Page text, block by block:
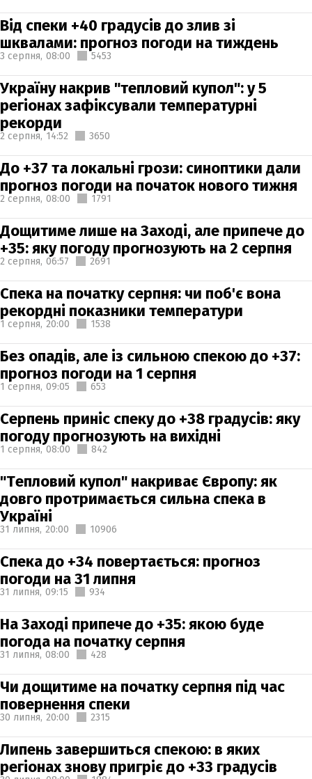
Від спеки +40 градусів до злив зі
шквалами: прогноз погоди на тиждень
3 серпня, 08:00 5453
Україну накрив "тепловий купол": у 5
регіонах зафіксували температурні
рекорди
2 серпня, 14:52 3650
До +37 та локальні грози: синоптики дали
прогноз погоди на початок нового тижня
2 серпня, 08:00 1791
Дощитиме лише на Заході, але припече до
+35: яку погоду прогнозують на 2 серпня
2 серпня, 06:57 2691
Спека на початку серпня: чи поб'є вона
рекордні показники температури
1 серпня, 20:00 1538
Без опадів, але із сильною спекою до +37:
прогноз погоди на 1 серпня
1 серпня, 09:05 653
Серпень приніс спеку до +38 градусів: яку
погоду прогнозують на вихідні
1 серпня, 08:00 842
"Тепловий купол" накриває Європу: як
довго протримається сильна спека в
Україні
31 липня, 20:00 10906
Спека до +34 повертається: прогноз
погоди на 31 липня
31 липня, 09:15 934
На Заході припече до +35: якою буде
погода на початку серпня
31 липня, 08:00 428
Чи дощитиме на початку серпня під час
повернення спеки
30 липня, 20:00 2315
Липень завершиться спекою: в яких
регіонах знову пригріє до +33 градусів